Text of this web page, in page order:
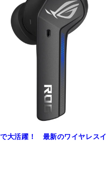
大活躍！ 最新のワイヤレスイ